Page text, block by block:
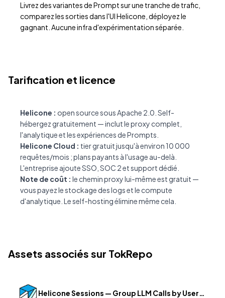
Livrez des variantes de Prompt sur une tranche de trafic,
comparez les sorties dans l'UI Helicone, déployez le
gagnant. Aucune infra d'expérimentation séparée.
Tarification et licence
Helicone : open source sous Apache 2.0. Self-
hébergez gratuitement — inclut le proxy complet,
l'analytique et les expériences de Prompts.
Helicone Cloud : tier gratuit jusqu'à environ 10 000
requêtes/mois ; plans payants à l'usage au-delà.
L'entreprise ajoute SSO, SOC 2 et support dédié.
Note de coût : le chemin proxy lui-même est gratuit —
vous payez le stockage des logs et le compute
d'analytique. Le self-hosting élimine même cela.
Assets associés sur TokRepo
Helicone Sessions — Group LLM Calls by User